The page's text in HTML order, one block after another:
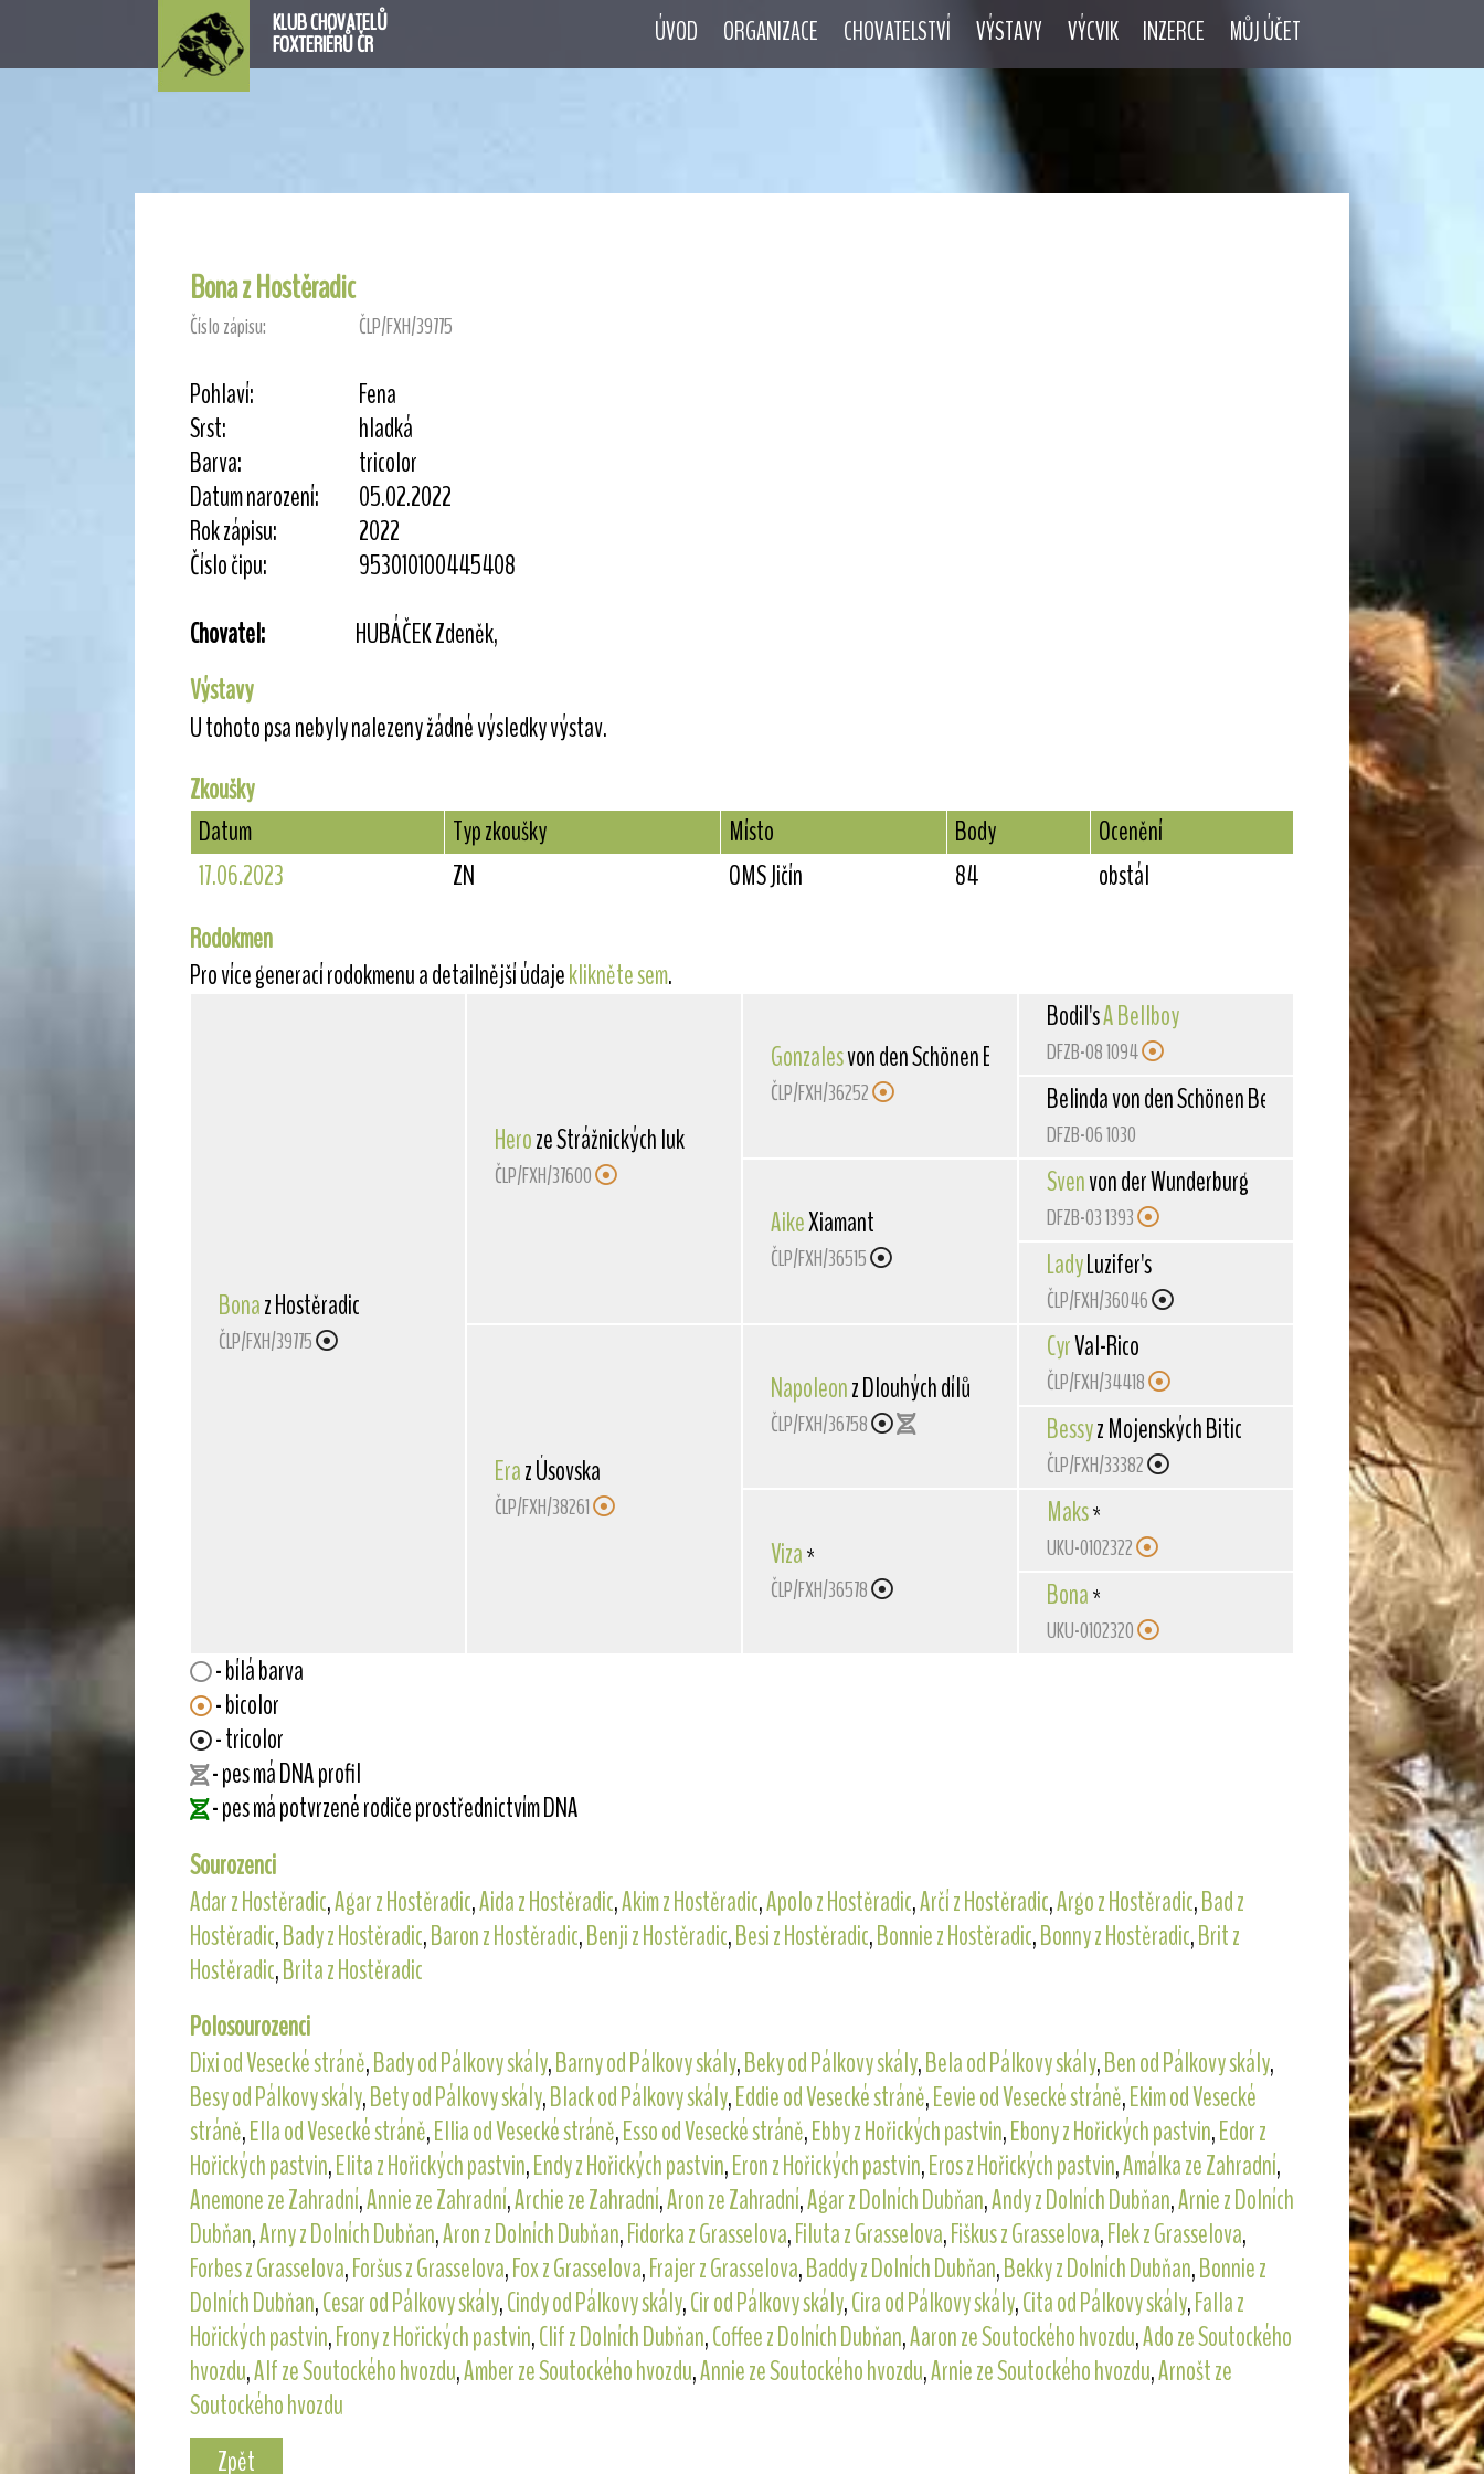
KLUB CHOVATELŮ
FOXTERIÉRŮ ČR ÚVOD ORGANIZACE CHOVATELSTVÍ VÝSTAVY VÝCVIK INZERCE MŮJ ÚČET
Bona z Hostěradic
Číslo zápisu: ČLP/FXH/39775
Pohlaví:
Fena
Srst:
hladká
Barva:
tricolor
Datum narození:
05.02.2022
Rok zápisu:
2022
Číslo čipu:
953010100445408
Chovatel:
HUBÁČEK Zdeněk,
Výstavy
U tohoto psa nebyly nalezeny žádné výsledky výstav.
Zkoušky
Datum
Typ zkoušky Místo Body
Ocenění
17.06.2023
ZN OMS Jičín 84
obstál
Rodokmen
Pro více generací rodokmenu a detailnější údajeklikněte sem.
Bonaz Hostěradic
ČLP/FXH/39775
Heroze Strážnických luk
ČLP/FXH/37600
Eraz Úsovska
ČLP/FXH/38261
Gonzalesvon den Schönen Bergen
ČLP/FXH/36252
AikeXiamant
ČLP/FXH/36515
Napoleonz Dlouhých dílů
ČLP/FXH/36758
Viza*
ČLP/FXH/36578
Bodil'sA Bellboy
DFZB-08 1094
Belinda von den Schönen Bergen
DFZB-06 1030
Svenvon der Wunderburg
DFZB-03 1393
LadyLuzifer's
ČLP/FXH/36046
CyrVal-Rico
ČLP/FXH/34418
Bessyz Mojenských Bitic
ČLP/FXH/33382
Maks*
UKU-0102322
Bona*
UKU-0102320
- bílá barva
- bicolor
- tricolor
- pes má DNA profil
- pes má potvrzené rodiče prostřednictvím DNA
Sourozenci
Adar z Hostěradic,Agar z Hostěradic,Aida z Hostěradic,Akim z Hostěradic,Apolo z Hostěradic,Arčí z Hostěradic,Argo z Hostěradic,Bad z
Hostěradic,Bady z Hostěradic,Baron z Hostěradic,Benji z Hostěradic,Besi z Hostěradic,Bonnie z Hostěradic,Bonny z Hostěradic,Brit z
Hostěradic,Brita z Hostěradic
Polosourozenci
Dixi od Vesecké stráně,Bady od Pálkovy skály,Barny od Pálkovy skály,Beky od Pálkovy skály,Bela od Pálkovy skály,Ben od Pálkovy skály,
Besy od Pálkovy skály,Bety od Pálkovy skály,Black od Pálkovy skály,Eddie od Vesecké stráně,Eevie od Vesecké stráně,Ekim od Vesecké
stráně,Ella od Vesecké stráně,Ellia od Vesecké stráně,Esso od Vesecké stráně,Ebby z Hořických pastvin,Ebony z Hořických pastvin,Edor z
Hořických pastvin,Elita z Hořických pastvin,Endy z Hořických pastvin,Eron z Hořických pastvin,Eros z Hořických pastvin,Amálka ze Zahradní,
Anemone ze Zahradní,Annie ze Zahradní,Archie ze Zahradní,Aron ze Zahradní,Agar z Dolních Dubňan,Andy z Dolních Dubňan,Arnie z Dolních
Dubňan,Arny z Dolních Dubňan,Aron z Dolních Dubňan,Fidorka z Grasselova,Filuta z Grasselova,Fiškus z Grasselova,Flek z Grasselova,
Forbes z Grasselova,Foršus z Grasselova,Fox z Grasselova,Frajer z Grasselova,Baddy z Dolních Dubňan,Bekky z Dolních Dubňan,Bonnie z
Dolních Dubňan,Cesar od Pálkovy skály,Cindy od Pálkovy skály,Cir od Pálkovy skály,Cira od Pálkovy skály,Cita od Pálkovy skály,Falla z
Hořických pastvin,Frony z Hořických pastvin,Clif z Dolních Dubňan,Coffee z Dolních Dubňan,Aaron ze Soutockého hvozdu,Ado ze Soutockého
hvozdu,Alf ze Soutockého hvozdu,Amber ze Soutockého hvozdu,Annie ze Soutockého hvozdu,Arnie ze Soutockého hvozdu,Arnošt ze
Soutockého hvozdu
Zpět